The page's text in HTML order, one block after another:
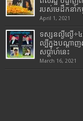
របស់មេដឹកនាំក
April 1, 2021
ទស្សនល្ងីល្ងើ
ល្បីក្នុងបណ្តាញ
សប្តាហ៍នេះ
March 16, 2021